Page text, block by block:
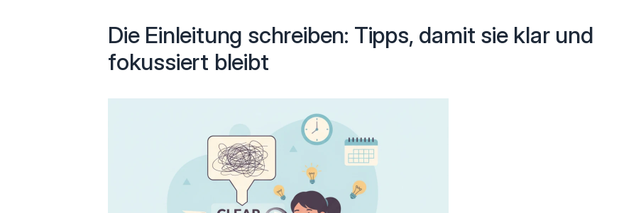
Die Einleitung schreiben: Tipps, damit sie klar und
fokussiert bleibt